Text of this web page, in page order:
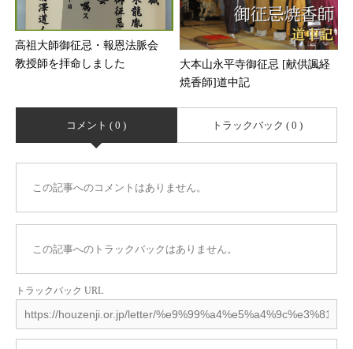
高祖大師御征忌・報恩法脈会
教授師を拝命しました
大本山永平寺御征忌 [献供諷経
焼香師]道中記
コメント ( 0 ) トラックバック ( 0 )
この記事へのコメントはありません。
この記事へのトラックバックはありません。
トラックバック URL